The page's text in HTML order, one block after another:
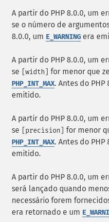
A partir do PHP 8.0.0, um
se o número de
8.0.0, um E_WARNING era
A partir do PHP 8.0.0, um
se
[width] for menor que
PHP_INT_MAX. Antes do PHP
emitido.
A partir do PHP 8.0.0, um
se
[precision] for menor
PHP_INT_MAX. Antes do PHP
emitido.
A partir do PHP 8.0.0, um
será lançado quando
necessário forem
era retornado e um